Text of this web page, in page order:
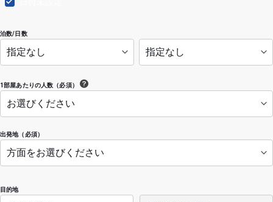
出発地（必須）
泊数/日数
1部屋あたりの人数（必須）
目的地